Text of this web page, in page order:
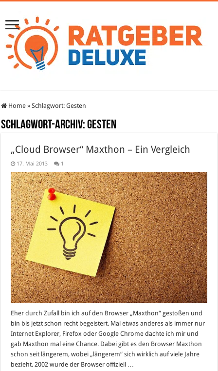
Home » Schlagwort:Gesten
Schlagwort-Archiv:Gesten
„Cloud Browser“ Maxthon – Ein Vergleich
17. Mai 2013 1
Eher durch Zufall bin ich auf den Browser „Maxthon“ gestoßen und
bin bis jetzt schon recht begeistert. Mal etwas anderes als immer nur
Internet Explorer, Firefox oder Google Chrome dachte ich mir und
gab Maxthon mal eine Chance. Dabei gibt es den Browser Maxthon
schon seit längerem, wobei „längerem“ sich wirklich auf viele Jahre
bezieht. 2002 wurde der Browser offiziell …